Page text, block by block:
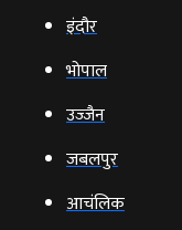
इंदौर
भोपाल
उज्‍जैन
जबलपुर
आचंलिक